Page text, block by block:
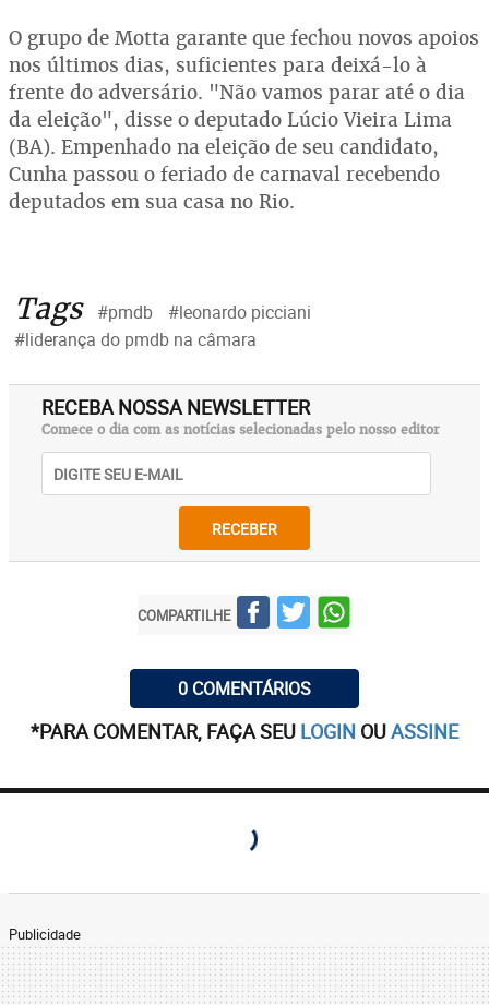
O grupo de Motta garante que fechou novos apoios
nos últimos dias, suficientes para deixá-lo à
frente do adversário. "Não vamos parar até o dia
da eleição", disse o deputado Lúcio Vieira Lima
(BA). Empenhado na eleição de seu candidato,
Cunha passou o feriado de carnaval recebendo
deputados em sua casa no Rio.
Tags #pmdb
#leonardo picciani
#liderança do pmdb na câmara
RECEBA NOSSA NEWSLETTER
Comece o dia com as notícias selecionadas pelo nosso editor
RECEBER
COMPARTILHE
0 COMENTÁRIOS
*PARA COMENTAR, FAÇA SEU LOGIN OUASSINE
Publicidade